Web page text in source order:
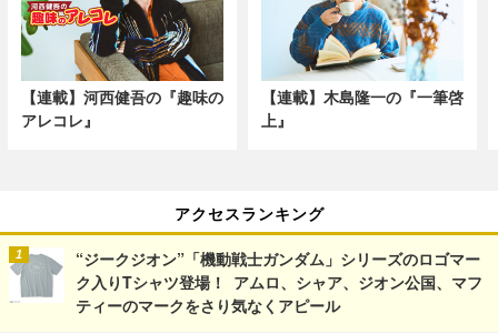
【連載】河西健吾の『趣味の
アレコレ』
【連載】木島隆一の『一筆啓
上』
アクセスランキング
“ジークジオン”「機動戦士ガンダム」シリーズのロゴマー
ク入りTシャツ登場！ アムロ、シャア、ジオン公国、マフ
ティーのマークをさり気なくアピール